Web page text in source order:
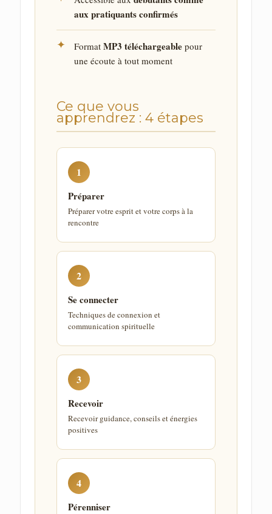
aux pratiquants confirmés
✦ FormatMP3 téléchargeable pour
une écoute à tout moment
Ce que vous
apprendrez : 4 étapes
1
Préparer
Préparer votre esprit et votre corps à la
rencontre
2
Se connecter
Techniques de connexion et
communication spirituelle
3
Recevoir
Recevoir guidance, conseils et énergies
positives
4
Pérenniser